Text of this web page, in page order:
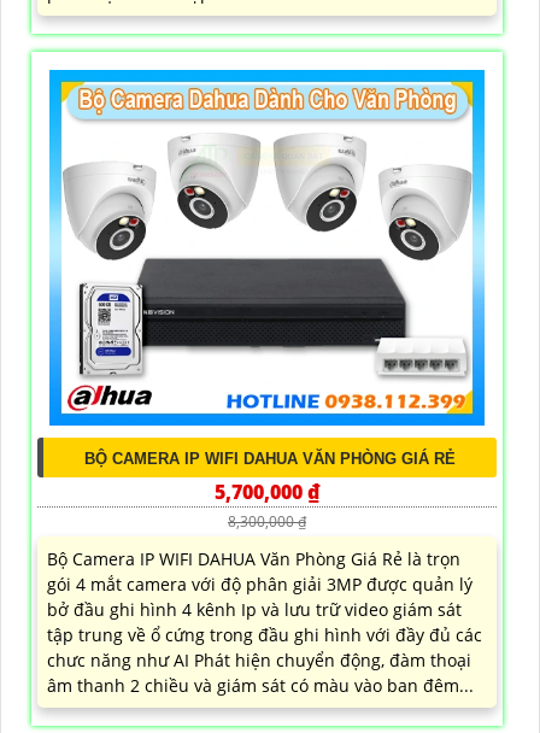
BỘ CAMERA IP WIFI DAHUA VĂN PHÒNG GIÁ RẺ
5,700,000 ₫
8,300,000 ₫
Bộ Camera IP WIFI DAHUA Văn Phòng Giá Rẻ là trọn
gói 4 mắt camera với độ phân giải 3MP được quản lý
bở đầu ghi hình 4 kênh Ip và lưu trữ video giám sát
tập trung về ổ cứng trong đầu ghi hình với đầy đủ các
chưc năng như AI Phát hiện chuyển động, đàm thoại
âm thanh 2 chiều và giám sát có màu vào ban đêm...